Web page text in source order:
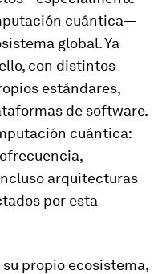
cuántica—
global. Ya
con distintos
estándares,
de software.
cuántica:
arquitecturas
por esta
propio ecosistema,